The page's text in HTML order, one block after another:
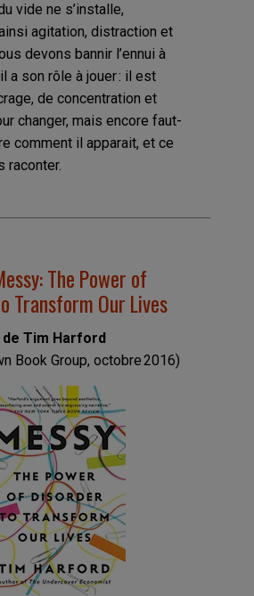
vide ne s’installe,
agitation, distraction et
devons bannir l’ennui à
a son rôle à jouer : il est
de concentration et
changer, mais encore faut-
comment il apparait, et ce
raconter.
The Power of
Transform Our Lives
de Tim Harford
Book Group, octobre 2016)